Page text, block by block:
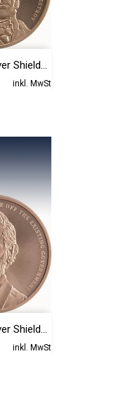
Shield...
inkl. MwSt
Shield...
inkl. MwSt